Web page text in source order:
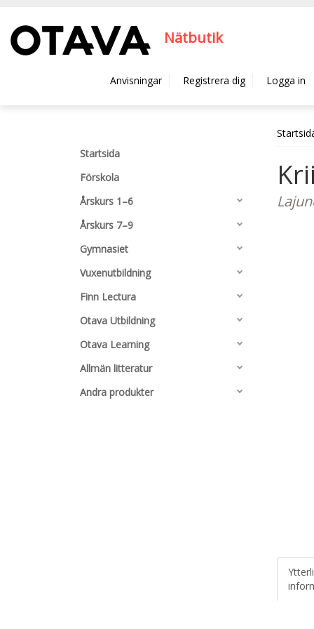
Nätbutik
Anvisningar Registrera dig Logga in
Startsida
Förskola
Årskurs 1–6
Årskurs 7–9
Gymnasiet
Vuxenutbildning
Finn Lectura
Otava Utbildning
Otava Learning
Allmän litteratur
Andra produkter